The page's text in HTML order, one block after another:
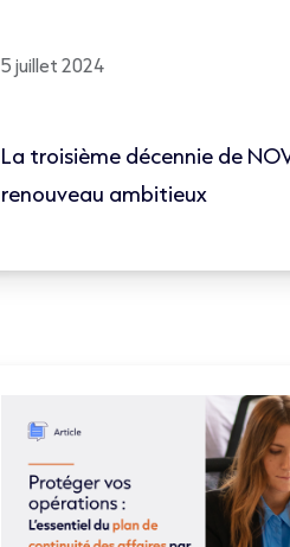
5 juillet 2024
La troisième décennie de
renouveau ambitieux